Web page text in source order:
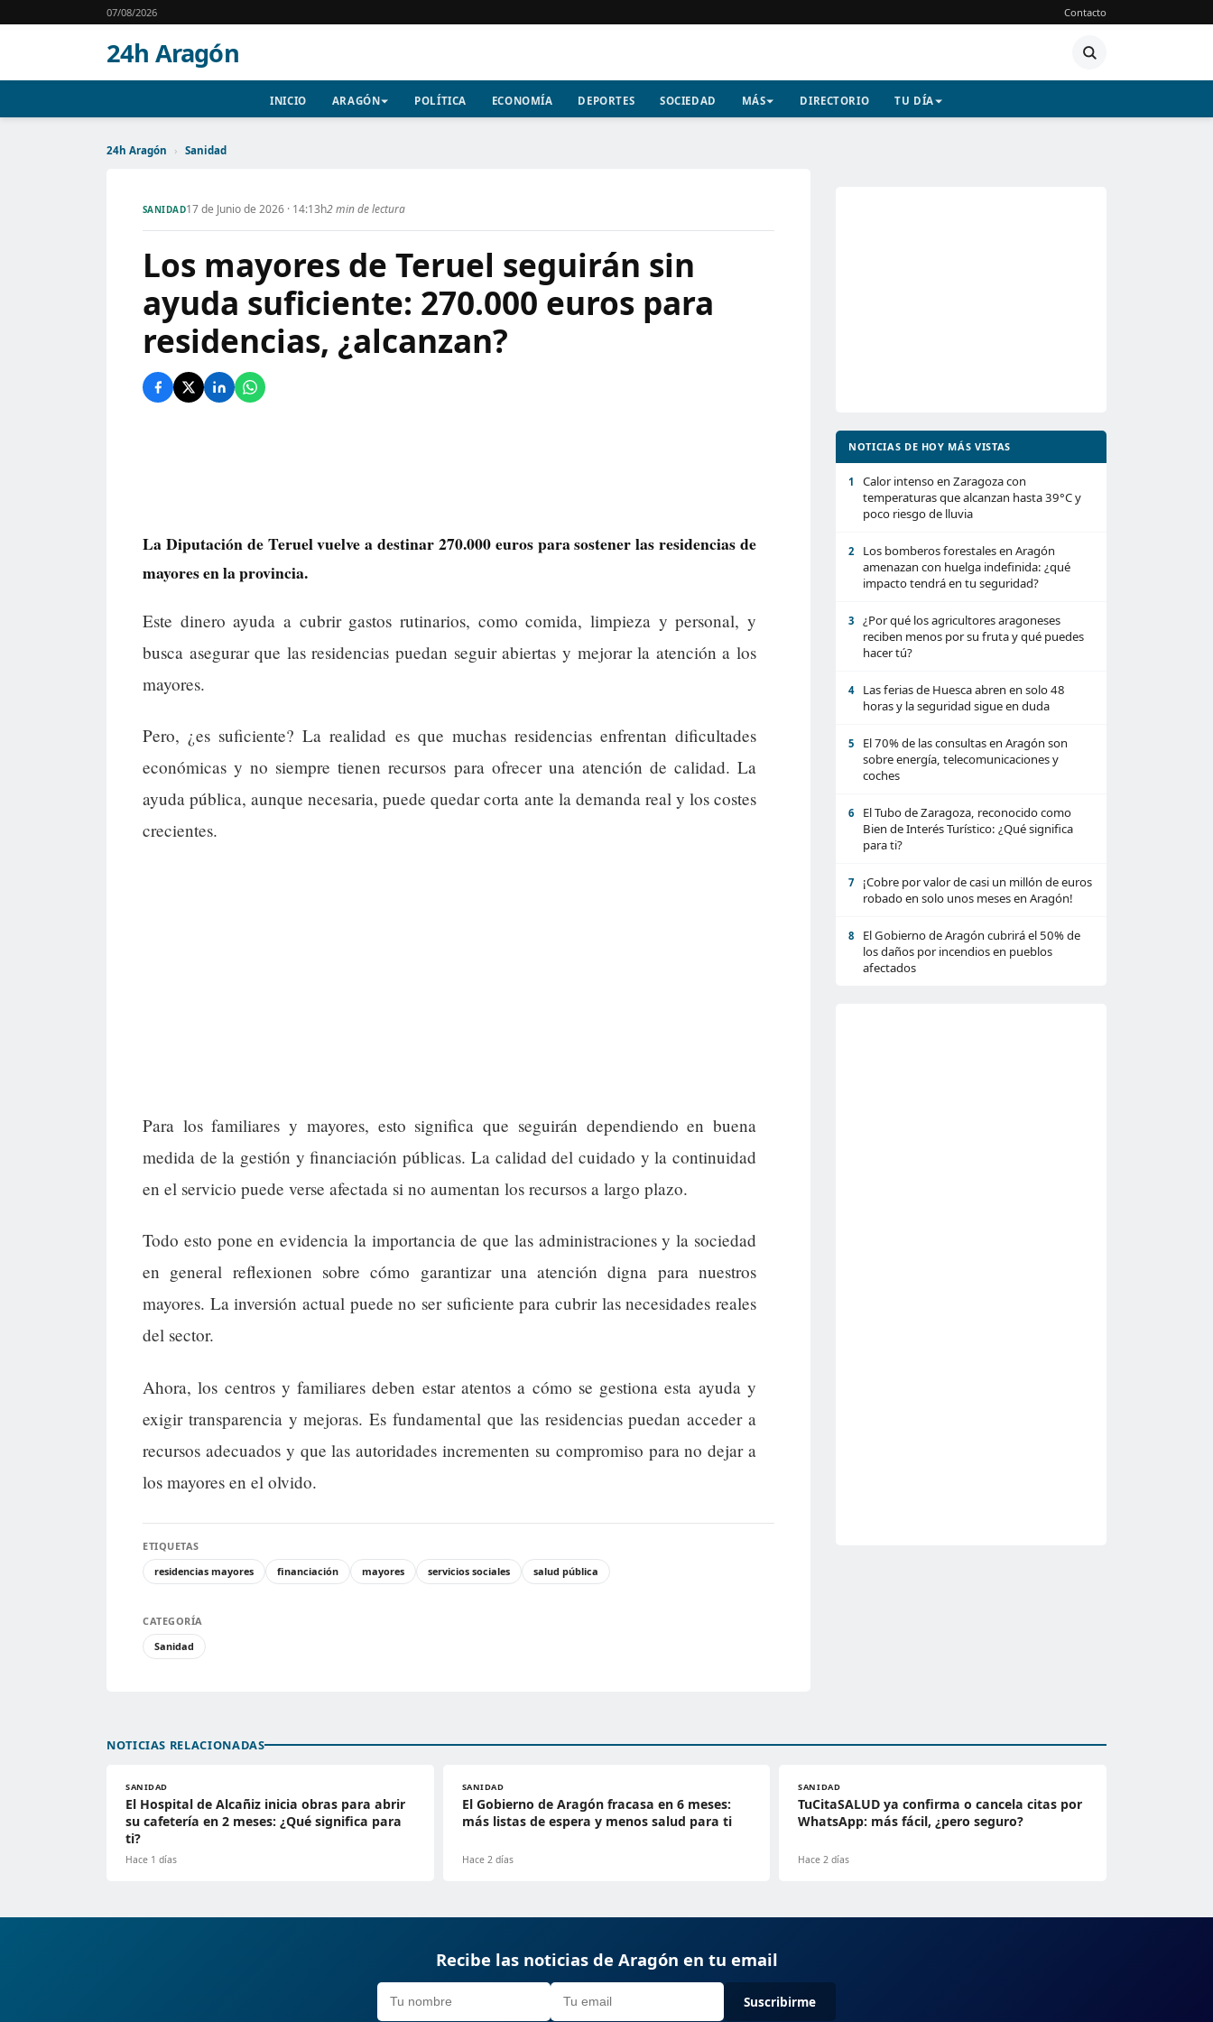
07/08/2026 Contacto
24h Aragón
INICIO ARAGÓN POLÍTICA ECONOMÍA DEPORTES SOCIEDAD MÁS DIRECTORIO TU DÍA
24h Aragón › Sanidad
SANIDAD17 de Junio de 2026 · 14:13h2 min de lectura
Los mayores de Teruel seguirán sin
ayuda suficiente: 270.000 euros para
residencias, ¿alcanzan?
La Diputación de Teruel vuelve a destinar 270.000 euros para sostener las residencias de
mayores en la provincia.
Este dinero ayuda a cubrir gastos rutinarios, como comida, limpieza y personal, y
busca asegurar que las residencias puedan seguir abiertas y mejorar la atención a los
mayores.
Pero, ¿es suficiente? La realidad es que muchas residencias enfrentan dificultades
económicas y no siempre tienen recursos para ofrecer una atención de calidad. La
ayuda pública, aunque necesaria, puede quedar corta ante la demanda real y los costes
crecientes.
Para los familiares y mayores, esto significa que seguirán dependiendo en buena
medida de la gestión y financiación públicas. La calidad del cuidado y la continuidad
en el servicio puede verse afectada si no aumentan los recursos a largo plazo.
Todo esto pone en evidencia la importancia de que las administraciones y la sociedad
en general reflexionen sobre cómo garantizar una atención digna para nuestros
mayores. La inversión actual puede no ser suficiente para cubrir las necesidades reales
del sector.
Ahora, los centros y familiares deben estar atentos a cómo se gestiona esta ayuda y
exigir transparencia y mejoras. Es fundamental que las residencias puedan acceder a
recursos adecuados y que las autoridades incrementen su compromiso para no dejar a
los mayores en el olvido.
ETIQUETAS
residencias mayores
financiación mayores servicios sociales salud pública
CATEGORÍA
Sanidad
NOTICIAS DE HOY MÁS VISTAS
1
Calor intenso en Zaragoza con
temperaturas que alcanzan hasta 39°C y
poco riesgo de lluvia
2
Los bomberos forestales en Aragón
amenazan con huelga indefinida: ¿qué
impacto tendrá en tu seguridad?
3
¿Por qué los agricultores aragoneses
reciben menos por su fruta y qué puedes
hacer tú?
4
Las ferias de Huesca abren en solo 48
horas y la seguridad sigue en duda
5
El 70% de las consultas en Aragón son
sobre energía, telecomunicaciones y
coches
6
El Tubo de Zaragoza, reconocido como
Bien de Interés Turístico: ¿Qué significa
para ti?
7
¡Cobre por valor de casi un millón de euros
robado en solo unos meses en Aragón!
8
El Gobierno de Aragón cubrirá el 50% de
los daños por incendios en pueblos
afectados
NOTICIAS RELACIONADAS
SANIDAD
El Hospital de Alcañiz inicia obras para abrir
su cafetería en 2 meses: ¿Qué significa para
ti?
Hace 1 días
SANIDAD
El Gobierno de Aragón fracasa en 6 meses:
más listas de espera y menos salud para ti
Hace 2 días
SANIDAD
TuCitaSALUD ya confirma o cancela citas por
WhatsApp: más fácil, ¿pero seguro?
Hace 2 días
Recibe las noticias de Aragón en tu email
Suscribirme